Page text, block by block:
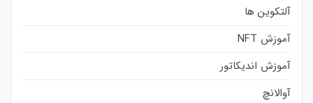
آلتکوین ها
آموزش NFT
آموزش اندیکاتور
آوالانچ